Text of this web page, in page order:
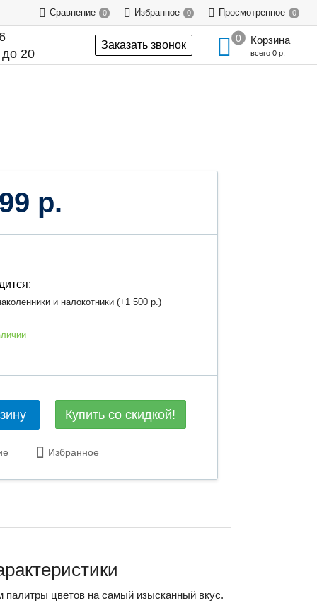
Сравнение 0 Избранное 0 Просмотренное 0
20
Заказать звонок Корзина
всего 0 р.
р.
и налокотники (+1 500 р.)
Купить со скидкой!
Избранное
цветов на самый изысканный вкус.